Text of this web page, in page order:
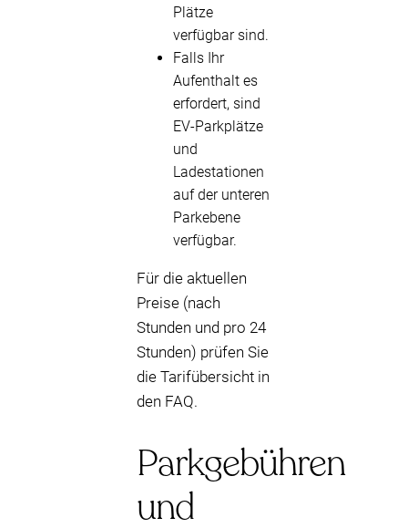
Plätze
verfügbar sind.
Falls Ihr
Aufenthalt es
erfordert, sind
EV-Parkplätze
und
Ladestationen
auf der unteren
Parkebene
verfügbar.
Für die aktuellen
Preise (nach
Stunden und pro 24
Stunden) prüfen Sie
die Tarifübersicht in
den FAQ.
Parkgebühren
und